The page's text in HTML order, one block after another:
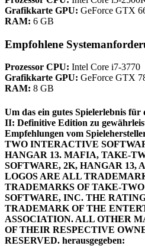
Grafikkarte GPU: GeForce GTX
RAM: 6 GB
Empfohlene
Prozessor CPU: Intel Core i7-3770
Grafikkarte GPU: GeForce GTX
RAM: 8 GB
Um das ein gutes Spielerlebnis
II: Definitive Edition zu
Empfehlungen vom
TWO INTERACTIVE
HANGAR 13. MAFIA, TAKE-
SOFTWARE, 2K, HANGAR 13,
LOGOS ARE ALL
TRADEMARKS OF TAKE-
SOFTWARE, INC. THE
TRADEMARK OF THE
ASSOCIATION. ALL OTHER
OF THEIR RESPECTIVE
RESERVED. herausgegeben: